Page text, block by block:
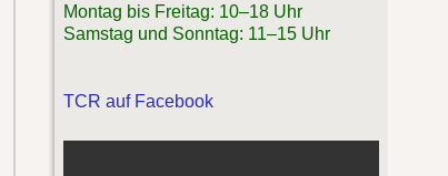
Montag bis Freitag: 10–18 Uhr
Samstag und Sonntag: 11–15 Uhr
TCR auf Facebook